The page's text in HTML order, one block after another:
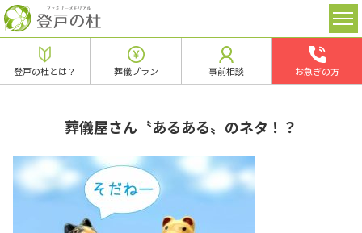
登戸の杜とは？ 葬儀プラン 事前相談 お急ぎの方
葬儀屋さん〝あるある〟のネタ！？